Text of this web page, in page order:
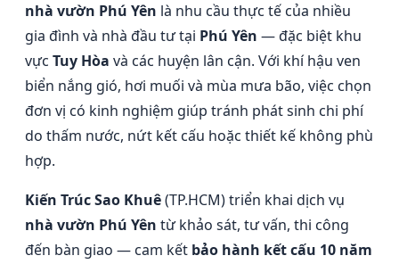
nhà vườn Phú Yên là nhu cầu thực tế của nhiều
gia đình và nhà đầu tư tại Phú Yên — đặc biệt khu
vực Tuy Hòa và các huyện lân cận. Với khí hậu ven
biển nắng gió, hơi muối và mùa mưa bão, việc chọn
đơn vị có kinh nghiệm giúp tránh phát sinh chi phí
do thấm nước, nứt kết cấu hoặc thiết kế không phù
hợp.
Kiến Trúc Sao Khuê(TP.HCM) triển khai dịch vụ
nhà vườn Phú Yên từ khảo sát, tư vấn, thi công
đến bàn giao — cam kết bảo hành kết cấu 10 năm